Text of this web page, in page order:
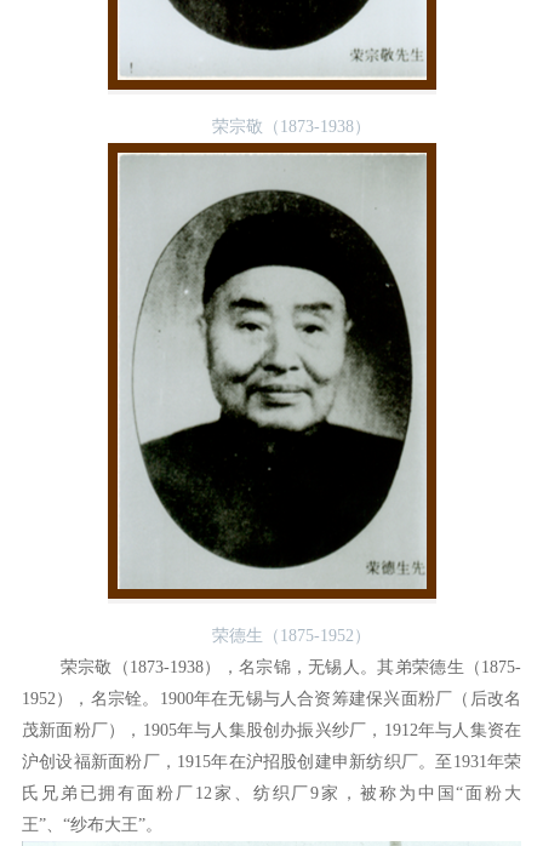
荣宗敬（1873-1938）
荣德生（1875-1952）
荣宗敬（1873-1938），名宗锦，无锡人。其弟荣德生（1875-
1952），名宗铨。1900年在无锡与人合资筹建保兴面粉厂（后改名
茂新面粉厂），1905年与人集股创办振兴纱厂，1912年与人集资在
沪创设福新面粉厂，1915年在沪招股创建申新纺织厂。至1931年荣
氏兄弟已拥有面粉厂12家、纺织厂9家，被称为中国“面粉大
王”、“纱布大王”。